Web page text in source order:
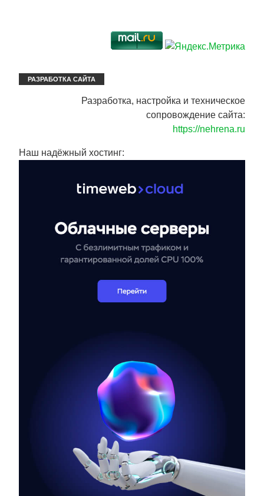
РАЗРАБОТКА САЙТА
Разработка, настройка и техническое
сопровождение сайта:
https://nehrena.ru
Наш надёжный хостинг: